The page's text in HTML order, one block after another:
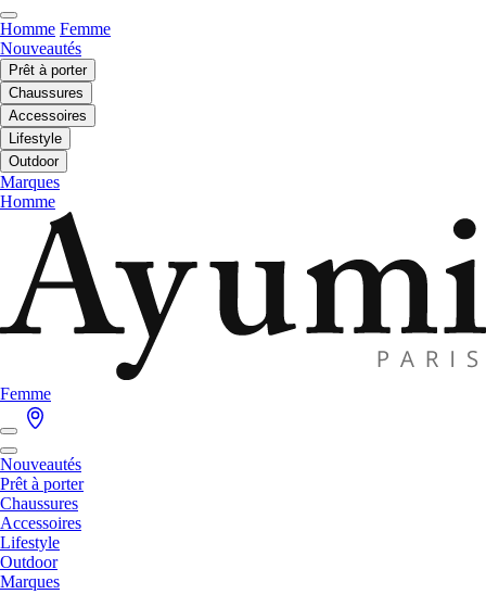
Homme Femme
Nouveautés
Prêt à porter
Chaussures
Accessoires
Lifestyle
Outdoor
Marques
Homme
Femme
Nouveautés
Prêt à porter
Chaussures
Accessoires
Lifestyle
Outdoor
Marques